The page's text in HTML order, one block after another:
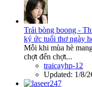
Trái bòng boong -
ký ức tuổi thơ ngày
Mỗi khi mùa hè
chợt đến chợt...
traicayhp-12
Updated: 1/8/